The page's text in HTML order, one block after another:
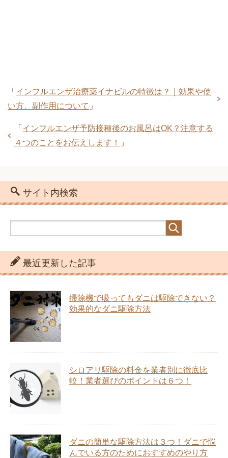
「 インフルエンザ治療薬イナビルの特徴は？｜効果や使
い方、副作用について 」
「 インフルエンザ予防接種後のお風呂はOK？注意する
４つのことをお伝えします！
」
サイト内検索
最近更新した記事
掃除機で吸ってもダニは駆除できない？
効果的なダニ駆除方法
シロアリ駆除の料金を業者別に徹底比
較！業者選びのポイントは６つ！
ダニの簡単な駆除方法は３つ！ダニで悩
んでいる方のためにおすすめのやり方